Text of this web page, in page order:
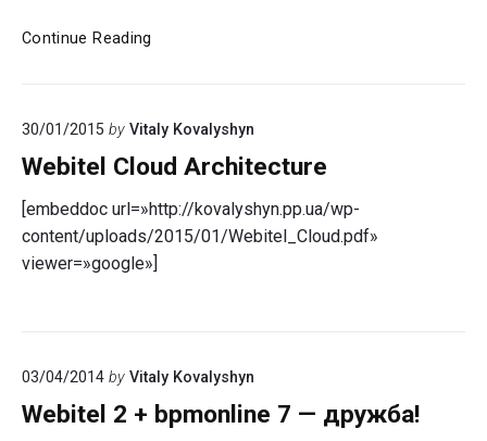
Continue Reading
30/01/2015 by Vitaly Kovalyshyn
Webitel Cloud Architecture
[embeddoc url=»http://kovalyshyn.pp.ua/wp-
content/uploads/2015/01/Webitel_Cloud.pdf»
viewer=»google»]
03/04/2014 by Vitaly Kovalyshyn
Webitel 2 + bpmonline 7 — дружба!